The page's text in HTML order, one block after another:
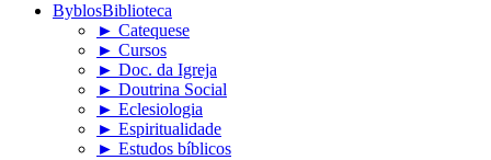
ByblosBiblioteca
► Catequese
► Cursos
► Doc. da Igreja
► Doutrina Social
► Eclesiologia
► Espiritualidade
► Estudos bíblicos